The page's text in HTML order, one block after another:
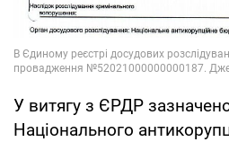
У витягу з ЄРДР
Національного